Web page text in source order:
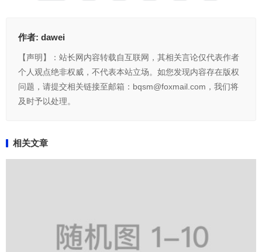
作者: dawei
【声明】：站长网内容转载自互联网，其相关言论仅代表作者
个人观点绝非权威，不代表本站立场。如您发现内容存在版权
问题，请提交相关链接至邮箱：bqsm@foxmail.com，我们将
及时予以处理。
相关文章